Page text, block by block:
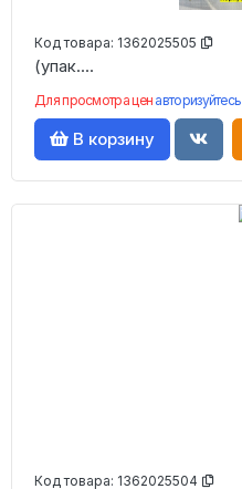
Код товара: 1362025505
(упак....
Для просмотра цен авторизуйтесь
В корзину
Код товара: 1362025504